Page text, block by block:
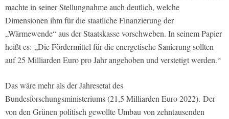
machte in seiner Stellungnahme auch deutlich, welche
Dimensionen ihm für die staatliche Finanzierung der
„Wärmewende“ aus der Staatskasse vorschweben. In seinem Papier
heißt es: „Die Fördermittel für die energetische Sanierung sollten
auf 25 Milliarden Euro pro Jahr angehoben und verstetigt werden.“
Das wäre mehr als der Jahresetat des
Bundesforschungsministeriums (21,5 Milliarden Euro 2022). Der
von den Grünen politisch gewollte Umbau von zehntausenden